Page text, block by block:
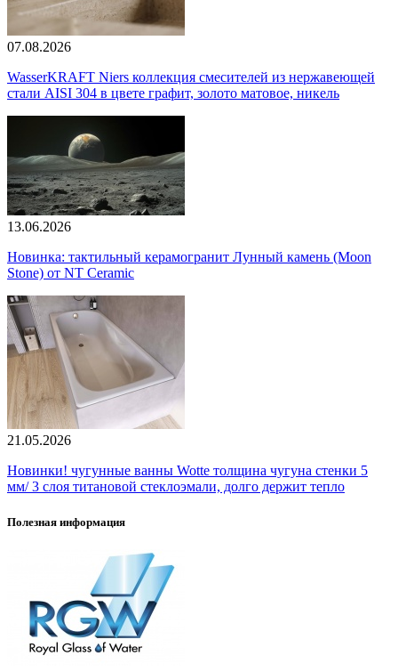
07.08.2026
WasserKRAFT Niers коллекция смесителей из нержавеющей
стали AISI 304 в цвете графит, золото матовое, никель
13.06.2026
Новинка: тактильный керамогранит Лунный камень (Moon
Stone) от NT Ceramic
21.05.2026
Новинки! чугунные ванны Wotte толщина чугуна стенки 5
мм/ 3 слоя титановой стеклоэмали, долго держит тепло
Полезная информация